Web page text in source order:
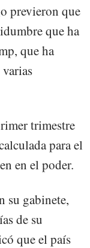
previeron que
que ha
que ha
trimestre
para el
en el poder.
su gabinete,
de su
que el país